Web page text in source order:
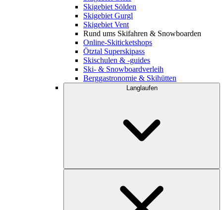
Skigebiet Sölden
Skigebiet Gurgl
Skigebiet Vent
Rund ums Skifahren & Snowboarden
Online-Skiticketshops
Ötztal Superskipass
Skischulen & -guides
Ski- & Snowboardverleih
Berggastronomie & Skihütten
Langlaufen